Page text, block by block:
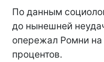
По данным
до нынешней
опережал Ромни на
процентов.